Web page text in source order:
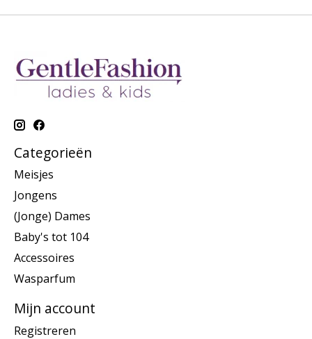
Categorieën
Meisjes
Jongens
(Jonge) Dames
Baby's tot 104
Accessoires
Wasparfum
Mijn account
Registreren